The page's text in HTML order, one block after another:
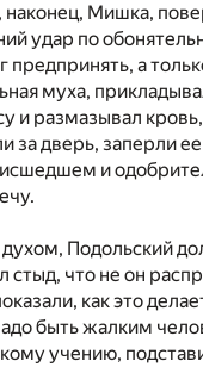
наконец, Мишка,
удар по
предпринять, а
муха,
и размазывал
за дверь, заперли
и
Подольский
стыд, что не он
как это
быть жалким
учению,